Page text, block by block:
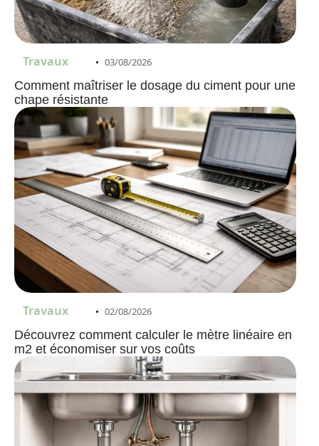
Travaux 03/08/2026
Comment maîtriser le dosage du ciment pour une
chape résistante
Travaux 02/08/2026
Découvrez comment calculer le mètre linéaire en
m2 et économiser sur vos coûts